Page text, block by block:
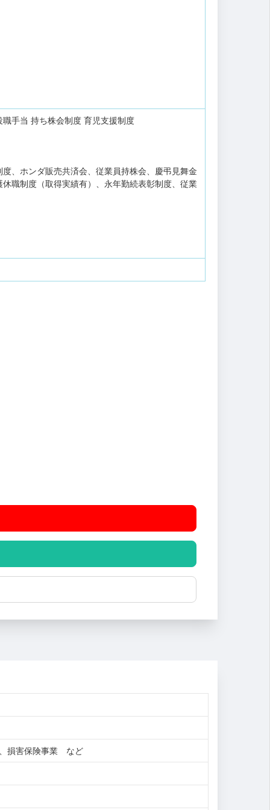
職手当 持ち株会制度 育児支援制度
、ホンダ販売共済会、従業員持株会、慶弔見舞金
職制度（取得実績有）、永年勤続表彰制度、従業
、損害保険事業 など